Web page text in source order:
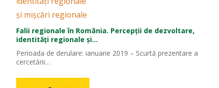
Falii regionale în România. Percepții de dezvoltare,
identități regionale și…
Perioada de derulare: ianuarie 2019 – Scurtă prezentare a
cercetării…